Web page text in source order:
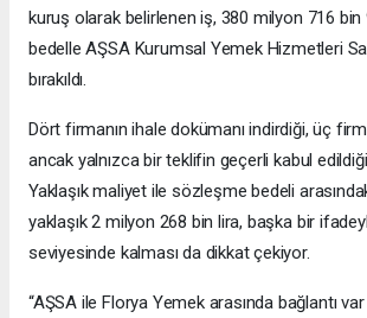
kuruş olarak belirlenen iş, 380 milyon 716 bin
bedelle AŞSA Kurumsal Yemek Hizmetleri
bırakıldı.
Dört firmanın ihale dokümanı indirdiği, üç
ancak yalnızca bir teklifin geçerli kabul
Yaklaşık maliyet ile sözleşme bedeli
yaklaşık 2 milyon 268 bin lira, başka bir
seviyesinde kalması da dikkat çekiyor.
“AŞSA ile Florya Yemek arasında bağlantı var